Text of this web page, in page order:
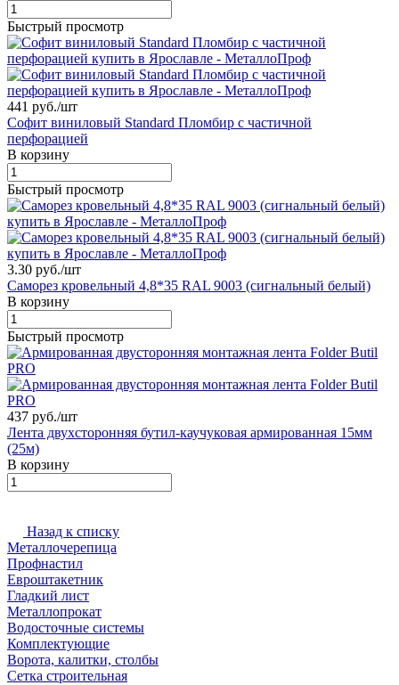
Быстрый просмотр
441 руб./шт
Софит виниловый Standard Пломбир с частичной
перфорацией
В корзину
Быстрый просмотр
3.30 руб./шт
Саморез кровельный 4,8*35 RAL 9003 (сигнальный белый)
В корзину
Быстрый просмотр
437 руб./шт
Лента двухсторонняя бутил-каучуковая армированная 15мм
(25м)
В корзину
Назад к списку
Металлочерепица
Профнастил
Евроштакетник
Гладкий лист
Металлопрокат
Водосточные системы
Комплектующие
Ворота, калитки, столбы
Сетка строительная